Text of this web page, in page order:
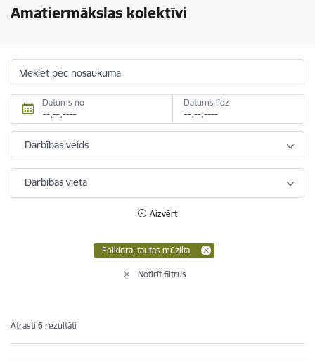
Amatiermākslas kolektīvi
Meklēt pēc nosaukuma
Datums no Datums līdz
Darbības veids
Darbības vieta
Aizvērt
Folklora, tautas mūzika
Notīrīt filtrus
Atrasti 6 rezultāti